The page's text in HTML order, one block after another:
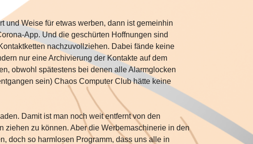
und Weise für etwas werben, dann ist gemeinhin
App. Und die geschürten Hoffnungen sind
nachzuvollziehen. Dabei fände keine
nur eine Archivierung der Kontakte auf dem
obwohl spätestens bei denen alle Alarmglocken
sein) Chaos Computer Club hätte keine
Damit ist man noch weit entfernt von den
ziehen zu können. Aber die Werbemaschinerie in den
doch so harmlosen Programm, dass uns alle in